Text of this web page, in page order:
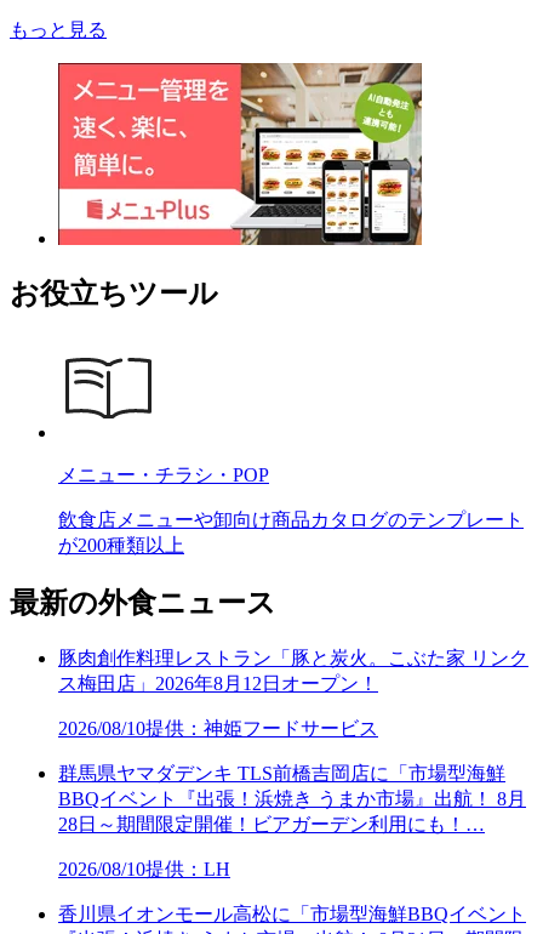
もっと見る
お役立ちツール
メニュー・チラシ・POP
飲食店メニューや卸向け商品カタログのテンプレート
が200種類以上
最新の外食ニュース
豚肉創作料理レストラン「豚と炭火。こぶた家 リンク
ス梅田店」2026年8月12日オープン！
2026/08/10提供：神姫フードサービス
群馬県ヤマダデンキ TLS前橋吉岡店に「市場型海鮮
BBQイベント『出張！浜焼き うまか市場』出航！ 8月
28日～期間限定開催！ビアガーデン利用にも！…
2026/08/10提供：LH
香川県イオンモール高松に「市場型海鮮BBQイベント